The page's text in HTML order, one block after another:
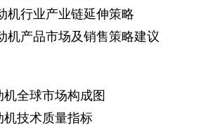
机行业产业链延伸策略
机产品市场及销售策略建议
全球市场构成图
机技术质量指标